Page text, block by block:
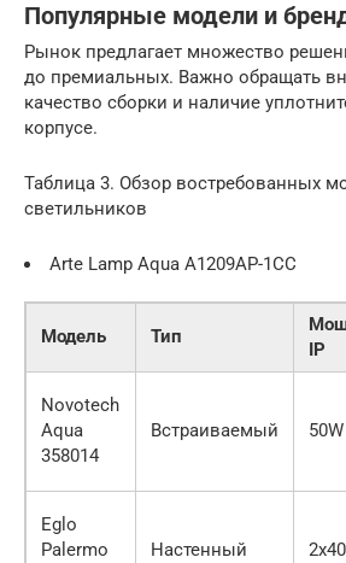
Популярные модели и
Рынок предлагает множество
до премиальных. Важно обращать
качество сборки и наличие
корпусе.
Таблица 3. Обзор востребованных
светильников
Arte Lamp Aqua A1209AP-1CC
Модель Тип
IP
Novotech
Aqua
358014
Встраиваемый
Eglo
Palermo
Настенный